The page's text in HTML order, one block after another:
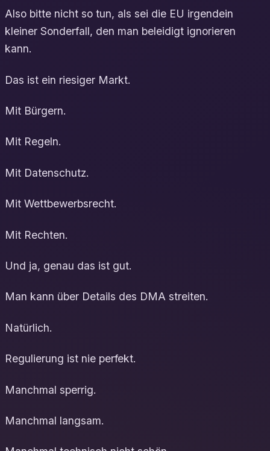
Also bitte nicht so tun, als sei die EU irgendein
kleiner Sonderfall, den man beleidigt ignorieren
kann.
Das ist ein riesiger Markt.
Mit Bürgern.
Mit Regeln.
Mit Datenschutz.
Mit Wettbewerbsrecht.
Mit Rechten.
Und ja, genau das ist gut.
Man kann über Details des DMA streiten.
Natürlich.
Regulierung ist nie perfekt.
Manchmal sperrig.
Manchmal langsam.